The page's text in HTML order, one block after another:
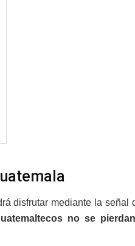
disfrutar mediante la señal
no se